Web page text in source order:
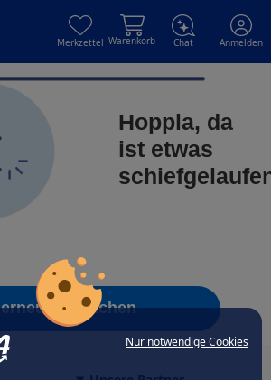
Nur notwendige Cookies
Merkzettel Warenkorb Chat Anmelden
Hoppla, da
ist etwas
erneut versuchen